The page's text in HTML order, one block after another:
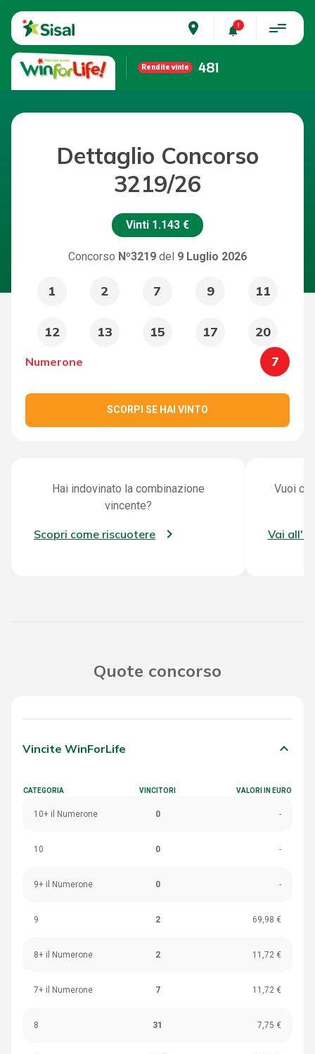
place
Rendite vinte 481
Dettaglio Concorso
3219/26
Vinti 1.143 €
Concorso Nº3219 del 9 Luglio 2026
1 2 7 9 11
12 13 15 17 20
Numerone 7
SCORPI SE HAI VINTO
Hai indovinato la combinazione
vincente?
Scopri come riscuotere
Vuoi
Vai
Quote concorso
Vincite WinForLife keyboard_arrow_down
CATEGORIA VINCITORI VALORI IN EURO
10+ il Numerone 0 -
10 0 -
9+ il Numerone 0 -
9 2 69,98 €
8+ il Numerone 2 11,72 €
7+ il Numerone 7 11,72 €
8 31 7,75 €